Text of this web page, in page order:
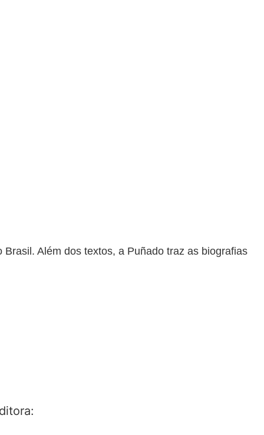
Além dos textos, a Puñado traz as biografias